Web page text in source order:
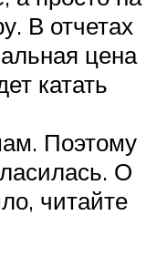
В отчетах
цена
катать
Поэтому
О
читайте